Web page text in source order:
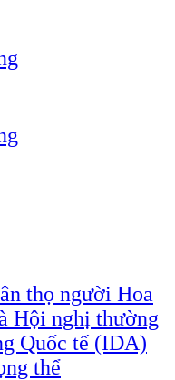
thọ người Hoa
Hội nghị thường
Quốc tế (IDA)
thể